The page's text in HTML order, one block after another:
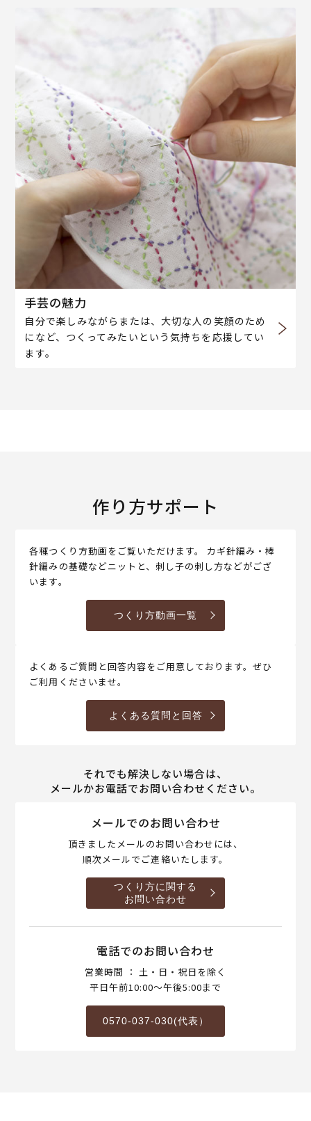
手芸の魅力
自分で楽しみながらまたは、大切な人の笑顔のため
になど、つくってみたいという気持ちを応援してい
ます。
作り方サポート
各種つくり方動画をご覧いただけます。 カギ針編み・棒
針編みの基礎などニットと、刺し子の刺し方などがござ
います。
つくり方動画一覧
よくあるご質問と回答内容をご用意しております。ぜひ
ご利用くださいませ。
よくある質問と回答
それでも解決しない場合は、
メールかお電話でお問い合わせください。
メールでのお問い合わせ
頂きましたメールのお問い合わせには、
順次メールでご連絡いたします。
つくり方に関する
お問い合わせ
電話でのお問い合わせ
営業時間 ： 土・日・祝日を除く
平日午前10:00～午後5:00まで
0570-037-030(代表）